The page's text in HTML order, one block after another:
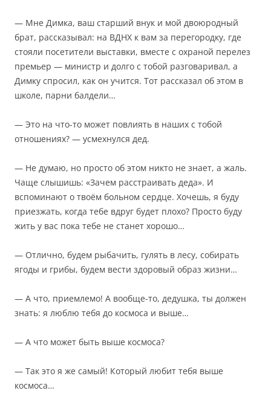
— Мне Димка, ваш старший внук и мой двоюродный
брат, рассказывал: на ВДНХ к вам за перегородку, где
стояли посетители выставки, вместе с охраной перелез
премьер — министр и долго с тобой разговаривал, а
Димку спросил, как он учится. Тот рассказал об этом в
школе, парни балдели…
— Это на что-то может повлиять в наших с тобой
отношениях? — усмехнулся дед.
— Не думаю, но просто об этом никто не знает, а жаль.
Чаще слышишь: «Зачем расстраивать деда». И
вспоминают о твоём больном сердце. Хочешь, я буду
приезжать, когда тебе вдруг будет плохо? Просто буду
жить у вас пока тебе не станет хорошо…
— Отлично, будем рыбачить, гулять в лесу, собирать
ягоды и грибы, будем вести здоровый образ жизни…
— А что, приемлемо! А вообще-то, дедушка, ты должен
знать: я люблю тебя до космоса и выше…
— А что может быть выше космоса?
— Так это я же самый! Который любит тебя выше
космоса…